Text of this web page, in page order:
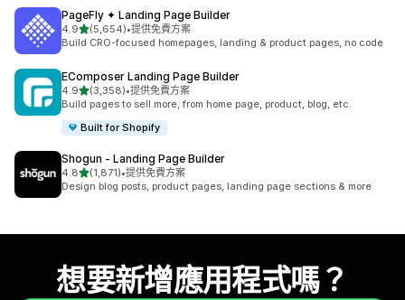
PageFly ✦ Landing Page Builder
4.9滿分 5 顆星
(5,654)
共有 5654 則評價
•提供免費方案
Build CRO-focused homepages, landing & product pages, no code
EComposer Landing Page Builder
4.9滿分 5 顆星
(3,358)
共有 3358 則評價
•提供免費方案
Build pages to sell more, from home page, product, blog, etc.
Built for Shopify
Shogun ‑ Landing Page Builder
4.8滿分 5 顆星
(1,871)
共有 1871 則評價
•提供免費方案
Design blog posts, product pages, landing page sections & more
想要新增應用程式嗎？